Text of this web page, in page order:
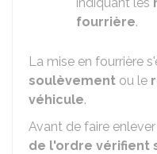
fourrière.
La mise en fourrière
soulèvement ou le
véhicule.
Avant de faire
de l'ordre vérifient